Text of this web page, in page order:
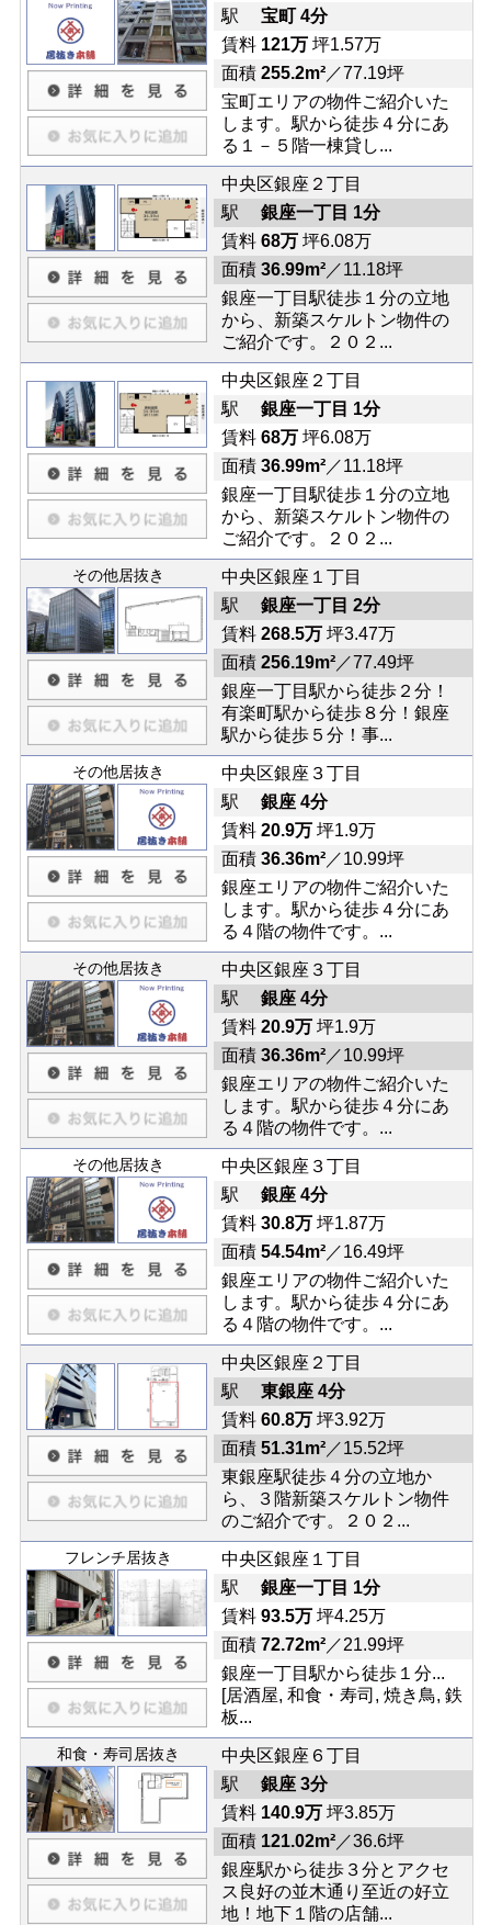
駅 宝町 4分
賃料 121万坪1.57万
面積 255.2m²／77.19坪
宝町エリアの物件ご紹介いた
します。駅から徒歩４分にあ
る１－５階一棟貸し...
中央区銀座２丁目
駅 銀座一丁目 1分
賃料 68万坪6.08万
面積 36.99m²／11.18坪
銀座一丁目駅徒歩１分の立地
から、新築スケルトン物件の
ご紹介です。２０２...
中央区銀座２丁目
駅 銀座一丁目 1分
賃料 68万坪6.08万
面積 36.99m²／11.18坪
銀座一丁目駅徒歩１分の立地
から、新築スケルトン物件の
ご紹介です。２０２...
その他居抜き
中央区銀座１丁目
駅 銀座一丁目 2分
賃料 268.5万坪3.47万
面積 256.19m²／77.49坪
銀座一丁目駅から徒歩２分！
有楽町駅から徒歩８分！銀座
駅から徒歩５分！事...
その他居抜き
中央区銀座３丁目
駅 銀座 4分
賃料 20.9万坪1.9万
面積 36.36m²／10.99坪
銀座エリアの物件ご紹介いた
します。駅から徒歩４分にあ
る４階の物件です。...
その他居抜き
中央区銀座３丁目
駅 銀座 4分
賃料 20.9万坪1.9万
面積 36.36m²／10.99坪
銀座エリアの物件ご紹介いた
します。駅から徒歩４分にあ
る４階の物件です。...
その他居抜き
中央区銀座３丁目
駅 銀座 4分
賃料 30.8万坪1.87万
面積 54.54m²／16.49坪
銀座エリアの物件ご紹介いた
します。駅から徒歩４分にあ
る４階の物件です。...
中央区銀座２丁目
駅 東銀座 4分
賃料 60.8万坪3.92万
面積 51.31m²／15.52坪
東銀座駅徒歩４分の立地か
ら、３階新築スケルトン物件
のご紹介です。２０２...
フレンチ居抜き
中央区銀座１丁目
駅 銀座一丁目 1分
賃料 93.5万坪4.25万
面積 72.72m²／21.99坪
銀座一丁目駅から徒歩１分...
[居酒屋, 和食・寿司, 焼き鳥, 鉄
板...
和食・寿司居抜き
中央区銀座６丁目
駅 銀座 3分
賃料 140.9万坪3.85万
面積 121.02m²／36.6坪
銀座駅から徒歩３分とアクセ
ス良好の並木通り至近の好立
地！地下１階の店舗...